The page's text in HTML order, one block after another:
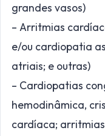
grandes vasos)
– Arritmias
e/ou cardiopatia
atriais; e outras)
– Cardiopatias
hemodinâmica,
cardíaca;